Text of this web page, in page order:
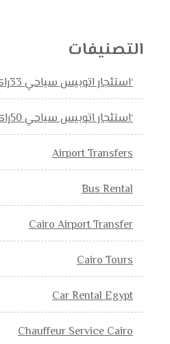
التصنيفات
‘استئجار اتوبيس سياحي 33راكب
‘استئجار اتوبيس سياحي 50راكب
Airport Transfers
Bus Rental
Cairo Airport Transfer
Cairo Tours
Car Rental Egypt
Chauffeur Service Cairo